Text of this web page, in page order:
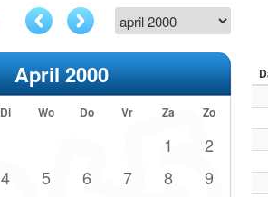
April 2000
Di Wo Do Vr Za Zo
1 2
4 5 6 7 8 9